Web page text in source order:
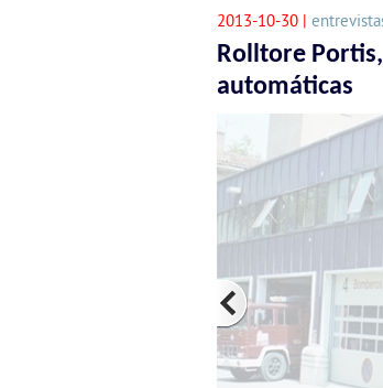
2013-10-30 |
Rolltore
automáticas